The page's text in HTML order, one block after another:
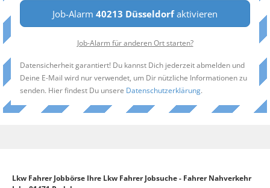
Job-Alarm 40213 Düsseldorfaktivieren
Job-Alarm für anderen Ort starten?
Datensicherheit garantiert! Du kannst Dich jederzeit abmelden und
Deine E-Mail wird nur verwendet, um Dir nützliche Informationen zu
senden. Hier findest Du unsere Datenschutzerklärung.
Lkw Fahrer Jobbörse Ihre Lkw Fahrer Jobsuche - Fahrer Nahverkehr